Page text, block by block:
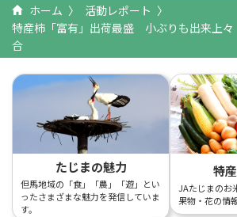
ホーム
活動レポート
特産柿「富有」出荷最盛 小ぶりも出来上
合
たじまの魅力
但馬地域の「食」「農」「遊」とい
ったさまざまな魅力を発信していま
す。
特
JAたじまのお
果物・花の情